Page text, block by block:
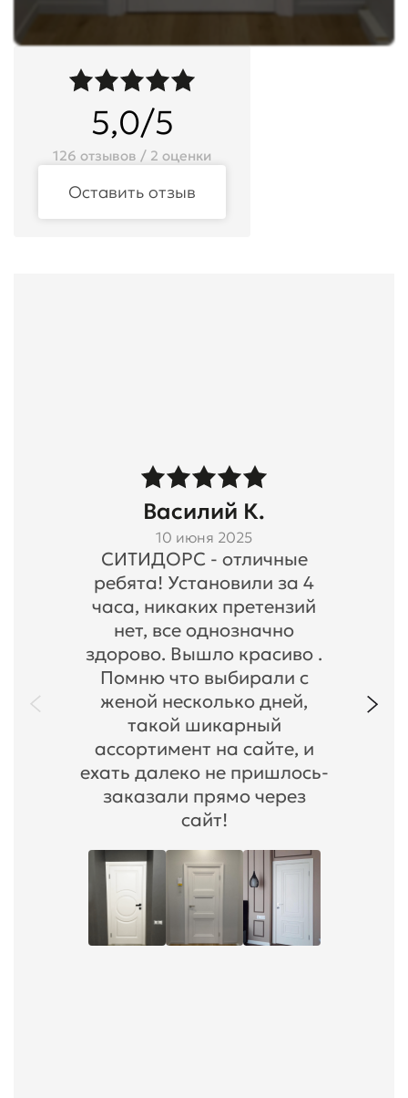
5,0/5
126 отзывов / 2 оценки
Оставить отзыв
Василий К.
10 июня 2025
СИТИДОРС - отличные
ребята! Установили за 4
часа, никаких претензий
нет, все однозначно
здорово. Вышло красиво .
Помню что выбирали с
женой несколько дней,
такой шикарный
ассортимент на сайте, и
ехать далеко не пришлось-
заказали прямо через
сайт!